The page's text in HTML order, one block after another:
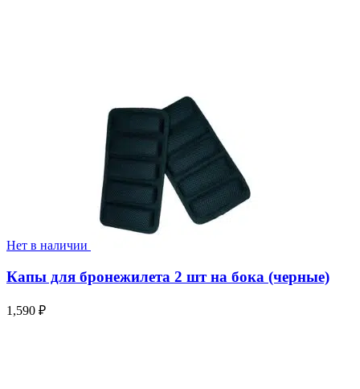
Нет в наличии
Капы для бронежилета 2 шт на бока (черные)
1,590 ₽